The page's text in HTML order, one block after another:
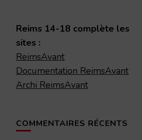
Reims 14-18 complète les
sites :
ReimsAvant
Documentation ReimsAvant
Archi ReimsAvant
COMMENTAIRES RÉCENTS